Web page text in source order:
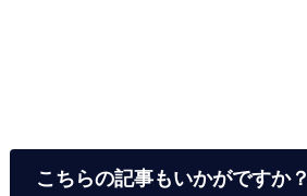
こちらの記事もいかがですか？